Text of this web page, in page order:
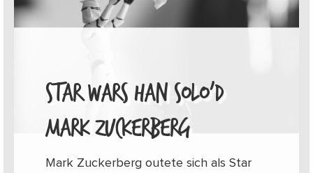
STAR WARS HAN SOLO’D
MARK ZUCKERBERG
Mark Zuckerberg outete sich als Star